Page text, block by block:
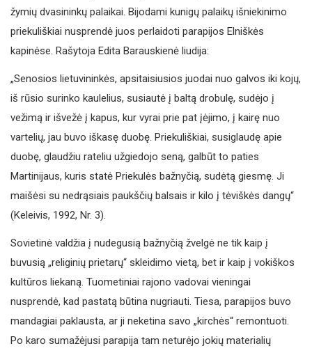
žymių dvasininkų palaikai. Bijodami kunigų palaikų išniekinimo
priekuliškiai nusprendė juos perlaidoti parapijos Elniškės
kapinėse. Rašytoja Edita Barauskienė liudija:
„Senosios lietuvininkės, apsitaisiusios juodai nuo galvos iki kojų,
iš rūsio surinko kaulelius, susiautė į baltą drobulę, sudėjo į
vežimą ir išvežė į kapus, kur vyrai prie pat įėjimo, į kairę nuo
vartelių, jau buvo iškasę duobę. Priekuliškiai, susiglaudę apie
duobę, glaudžiu rateliu užgiedojo seną, galbūt to paties
Martinijaus, kuris statė Priekulės bažnyčią, sudėtą giesmę. Ji
maišėsi su nedrąsiais paukščių balsais ir kilo į tėviškės dangų“
(Keleivis, 1992, Nr. 3).
Sovietinė valdžia į nudegusią bažnyčią žvelgė ne tik kaip į
buvusią „religinių prietarų“ skleidimo vietą, bet ir kaip į vokiškos
kultūros liekaną. Tuometiniai rajono vadovai vieningai
nusprendė, kad pastatą būtina nugriauti. Tiesa, parapijos buvo
mandagiai paklausta, ar ji neketina savo „kirchės“ remontuoti.
Po karo sumažėjusi parapija tam neturėjo jokių materialių